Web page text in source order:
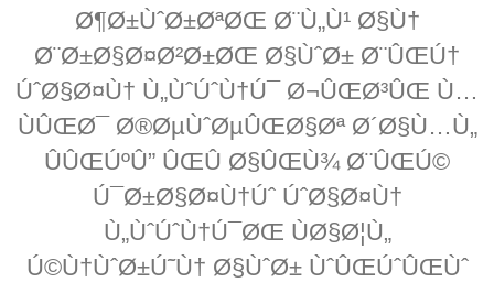
Ø¶Ø±ÙˆØ±ØªØŒ Ø¨Ù„Ù¹ Ø§Ù†
Ø¨Ø±Ø§Ø¤Ø²Ø±ØŒ Ø§ÙˆØ± Ø¨ÛŒÚ†
ÚˆØ§Ø¤Ù† Ù„ÙˆÚˆÙ†Ú¯ Ø¬ÛŒØ³ÛŒ Ù…
ÙÛŒØ¯ Ø®ØµÙˆØµÛŒØ§Øª Ø´Ø§Ù…Ù„
ÛÛŒÚºÛ” ÛŒÛ Ø§ÛŒÙ¾ Ø¨ÛŒÚ©
Ú¯Ø±Ø§Ø¤Ù†Úˆ ÚˆØ§Ø¤Ù†
Ù„ÙˆÚˆÙ†Ú¯ØŒ ÙØ§Ø¦Ù„
Ú©Ù†ÙˆØ±Ú˜Ù† Ø§ÙˆØ± ÙˆÛŒÚˆÛŒÙˆ